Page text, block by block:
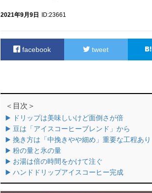
2021年9月9日 ID:23661
facebook tweet
＜目次＞
▶️ ドリップは美味しいけど面倒さが倍
▶️ 豆は「アイスコーヒーブレンド」から
▶️ 挽き方は「中挽きやや細め」重要な工程あり
▶️ 粉の量と氷の量
▶️ お湯は倍の時間をかけて注ぐ
▶️ ハンドドリップアイスコーヒー完成